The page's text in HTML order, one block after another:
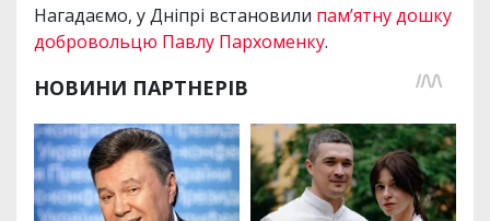
Нагадаємо, у Дніпрі встановили пам’ятну дошку
добровольцю Павлу Пархоменку.